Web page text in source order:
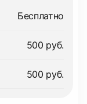
Бесплатно
500 руб.
500 руб.